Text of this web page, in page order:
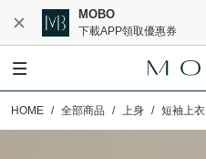
MOBO
下載APP領取優惠券
HOME 全部商品 上身 短袖上衣